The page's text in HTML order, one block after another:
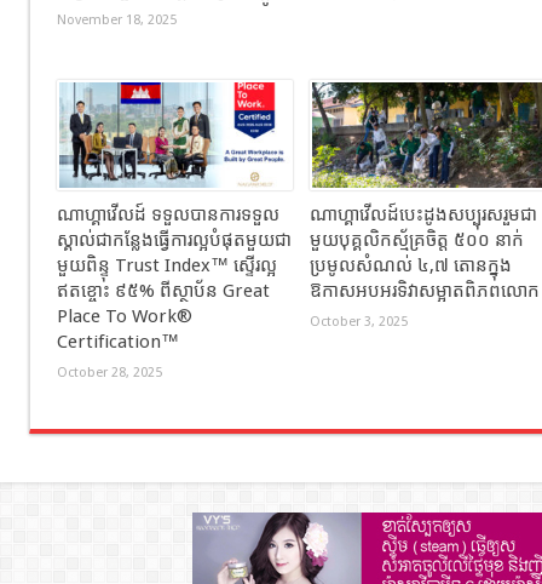
November 18, 2025
ណាហ្គាវើលដ៍ ទទួលបានការទទួល
ស្គាល់ជាកន្លែងធ្វើការល្អបំផុតមួយជា
មួយពិន្ទុ Trust Index™ ស្ទើរល្អ
ឥតខ្ចោះ ៩៥% ពីស្ថាប័ន Great
Place To Work®
Certification™
October 28, 2025
ណាហ្គាវើលដ៍បេះដូងសប្បុរសរួមជា
មួយបុគ្គលិកស្ម័គ្រចិត្ត ៥០០ នាក់
ប្រមូលសំណល់ ៤,៧ តោនក្នុង
ឱកាសអបអរទិវាសម្អាតពិភពលោក
October 3, 2025